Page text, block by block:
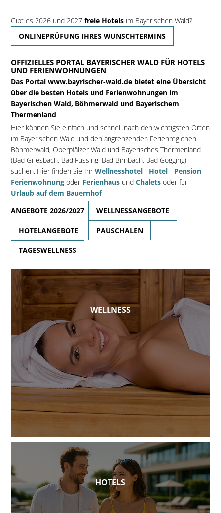
Gibt es 2026 und 2027 freie Hotels im Bayerischen Wald?
ONLINEPRÜFUNG IHRES WUNSCHTERMINS
OFFIZIELLES PORTAL BAYERISCHER WALD FÜR HOTELS
UND FERIENWOHNUNGEN
Das Portal www.bayrischer-wald.de bietet eine Übersicht
über die besten Hotels und Ferienwohnungen im
Bayerischen Wald, Böhmerwald und Bayerischem
Thermenland
Hier können Sie einfach und schnell nach den wichtigsten Orten
im Bayerischen Wald und den angrenzenden Ferienregionen
Böhmerwald, Oberpfälzer Wald und Bayerisches Thermenland
(Bad Griesbach, Bad Füssing, Bad Birnbach, Bad Gögging)
suchen. Hier finden Sie IhrWellnesshotel - Hotel - Pension -
Ferienwohnungoder Ferienhaus und Chaletsoder für
Urlaub auf dem Bauernhof
ANGEBOTE 2026/2027
WELLNESSANGEBOTE
HOTELANGEBOTE PAUSCHALEN
TAGESWELLNESS
WELLNESS
HOTELS